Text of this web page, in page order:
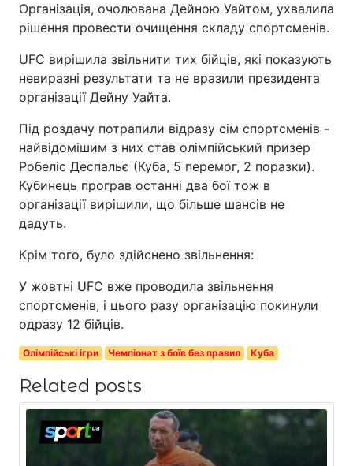
Організація, очолювана Дейною Уайтом, ухвалила
рішення провести очищення складу спортсменів.
UFC вирішила звільнити тих бійців, які показують
невиразні результати та не вразили президента
організації Дейну Уайта.
Під роздачу потрапили відразу сім спортсменів -
найвідомішим з них став олімпійський призер
Робеліс Деспальє (Куба, 5 перемог, 2 поразки).
Кубинець програв останні два бої тож в
організації вирішили, що більше шансів не
дадуть.
Крім того, було здійснено звільнення:
У жовтні UFC вже проводила звільнення
спортсменів, і цього разу організацію покинули
одразу 12 бійців.
Олімпійські ігри Чемпіонат з боїв без правил Куба
Related posts